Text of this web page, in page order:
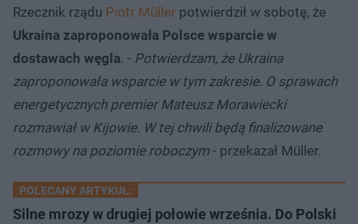
Rzecznik rządu Piotr Müller potwierdził w sobotę, że
Ukraina zaproponowała Polsce wsparcie w
dostawach węgla. - Potwierdzam, że Ukraina
zaproponowała wsparcie w tym zakresie. O sprawach
energetycznych premier Mateusz Morawiecki
rozmawiał w Kijowie. W tej chwili będą finalizowane
rozmowy na poziomie roboczym - przekazał Müller.
POLECANY ARTYKUŁ:
Silne mrozy w drugiej połowie września. Do Polski